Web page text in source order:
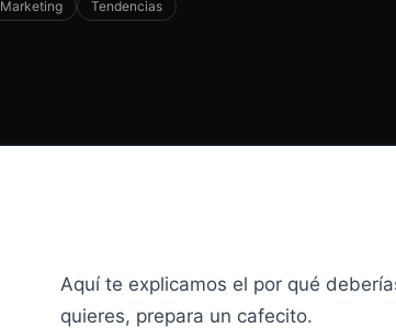
Marketing Tendencias
Aquí te explicamos el por qué
quieres, prepara un cafecito.